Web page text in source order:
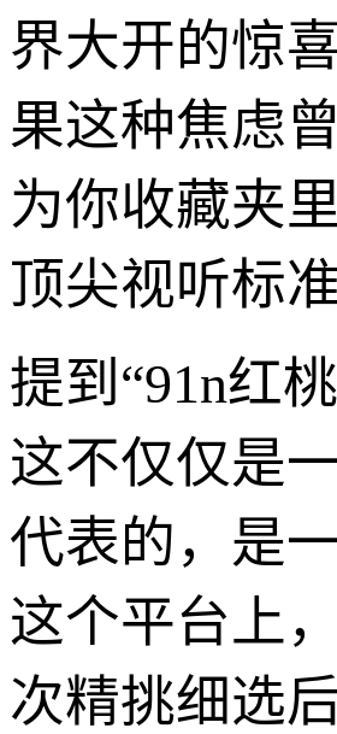
界大开的惊
果这种焦虑
为你收藏夹
顶尖视听标
提到“91n红
这不仅仅是
代表的，是
这个平台上
次精挑细选